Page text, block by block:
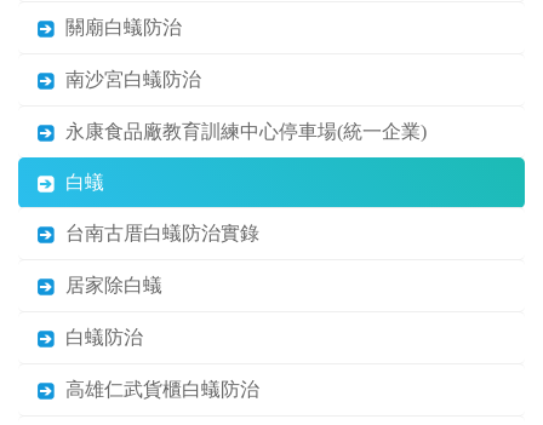
關廟白蟻防治
南沙宮白蟻防治
永康食品廠教育訓練中心停車場(統一企業)
白蟻
台南古厝白蟻防治實錄
居家除白蟻
白蟻防治
高雄仁武貨櫃白蟻防治